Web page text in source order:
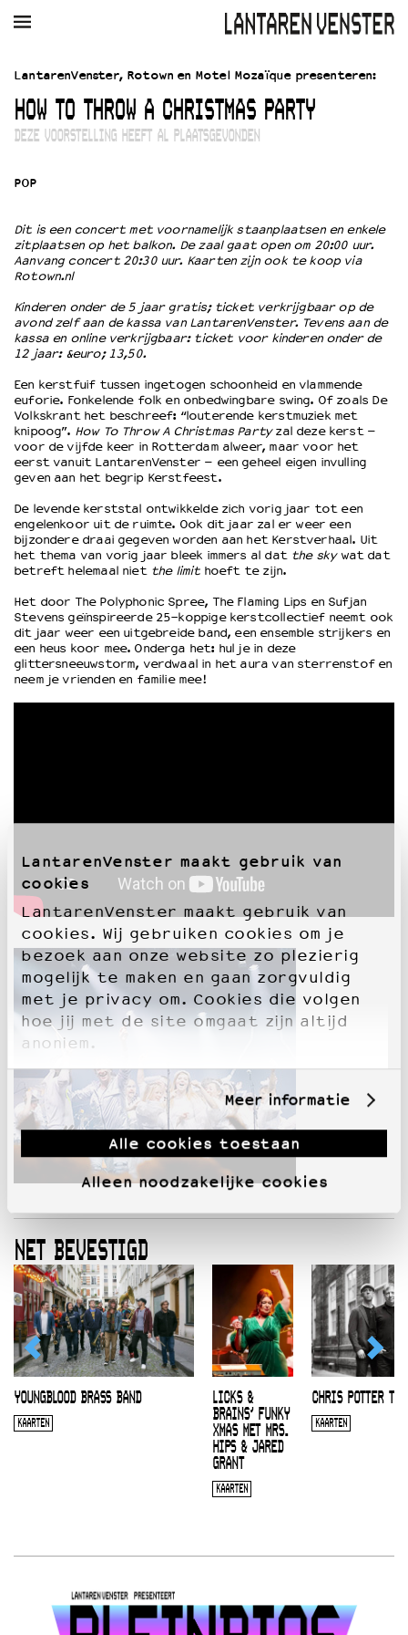
LantarenVenster maakt gebruik van
cookies
LantarenVenster maakt gebruik van
cookies. Wij gebruiken cookies om je
bezoek aan onze website zo plezierig
mogelijk te maken en gaan zorgvuldig
met je privacy om. Cookies die volgen
hoe jij met de site omgaat zijn altijd
anoniem.
Meer informatie
Alle cookies toestaan
Alleen noodzakelijke cookies
AGENDA FILM MUZIEK RESTAURANT VERHUUR
Winkelmandje
Zoek
Openingstijden & contact
Kaartverkoop
Schoolvoorstellingen
Filmprogramma’s Primair Onderwijs
Filmprogramma’s VO/MBO
Speciale educatieprogramma’s
OVER LANTARENVENSTER
Wat we doen
Werken bij
Wie is wie
Word vriend
Historie
Huisregels
Privacyverklaring
Integriteits- en gedragscode
Duurzaamheid
LantarenVenster, Rotown en Motel Mozaïque presenteren:
HOW TO THROW A CHRISTMAS PARTY
DEZE VOORSTELLING HEEFT AL PLAATSGEVONDEN
POP
Dit is een concert met voornamelijk staanplaatsen en enkele
zitplaatsen op het balkon. De zaal gaat open om 20:00 uur.
Aanvang concert 20:30 uur. Kaarten zijn ook te koop via
Rotown.nl
Kinderen onder de 5 jaar gratis; ticket verkrijgbaar op de
avond zelf aan de kassa van LantarenVenster. Tevens aan de
kassa en online verkrijgbaar: ticket voor kinderen onder de
12 jaar: &euro; 13,50.
Een kerstfuif tussen ingetogen schoonheid en vlammende
euforie. Fonkelende folk en onbedwingbare swing. Of zoals De
Volkskrant het beschreef: “louterende kerstmuziek met
knipoog”. How To Throw A Christmas Partyzal deze kerst –
voor de vijfde keer in Rotterdam alweer, maar voor het
eerst vanuit LantarenVenster – een geheel eigen invulling
geven aan het begrip Kerstfeest.
De levende kerststal ontwikkelde zich vorig jaar tot een
engelenkoor uit de ruimte. Ook dit jaar zal er weer een
bijzondere draai gegeven worden aan het Kerstverhaal. Uit
het thema van vorig jaar bleek immers al dat the skywat dat
betreft helemaal niet the limithoeft te zijn.
Het door The Polyphonic Spree, The Flaming Lips en Sufjan
Stevens geïnspireerde 25-koppige kerstcollectief neemt ook
dit jaar weer een uitgebreide band, een ensemble strijkers en
een heus koor mee. Onderga het: hul je in deze
glittersneeuwstorm, verdwaal in het aura van sterrenstof en
neem je vrienden en familie mee!
NET BEVESTIGD
YOUNGBLOOD BRASS BAND
KAARTEN
LICKS &
BRAINS’ FUNKY
XMAS MET MRS.
HIPS & JARED
GRANT
KAARTEN
CHRIS POTTER
KAARTEN